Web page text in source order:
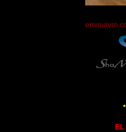
EL